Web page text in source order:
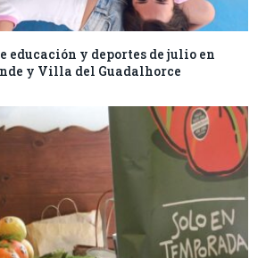
educación y deportes de julio en
y Villa del Guadalhorce